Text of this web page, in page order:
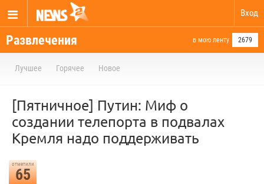
Вход
Развлечения в мою ленту 2679
Лучшее Горячее Новое
[Пятничное] Путин: Миф о
создании телепорта в подвалах
Кремля надо поддерживать
отметили
65